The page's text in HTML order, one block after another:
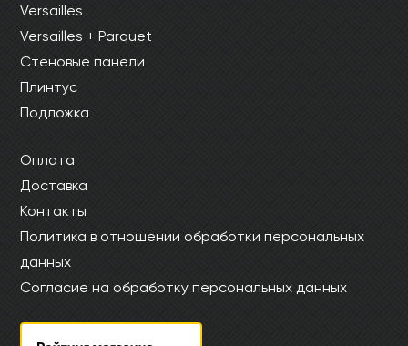
Versailles
Versailles + Parquet
Стеновые панели
Плинтус
Подложка
Оплата
Доставка
Контакты
Политика в отношении обработки персональных
данных
Согласие на обработку персональных данных